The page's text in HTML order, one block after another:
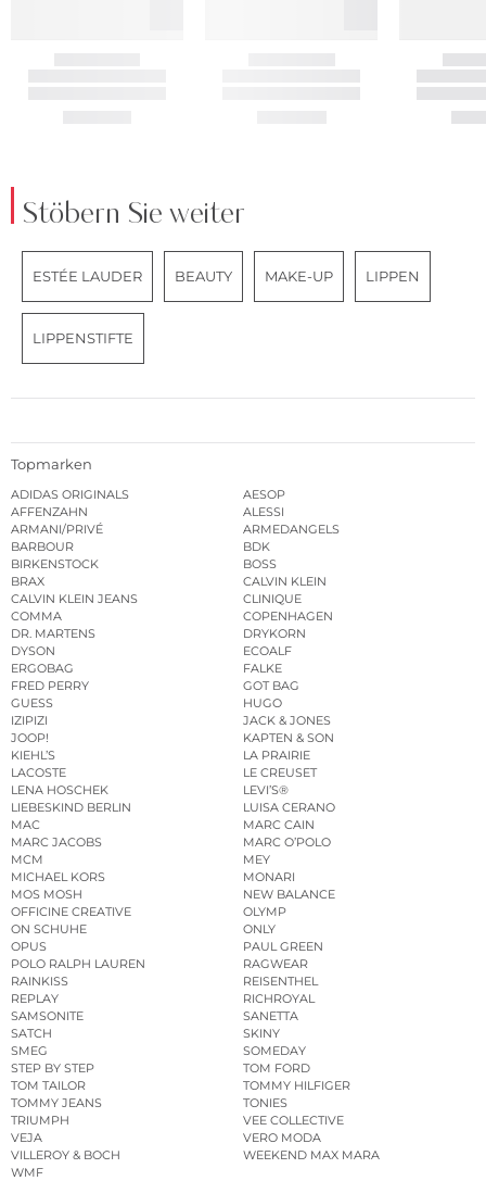
Stöbern Sie weiter
ESTÉE LAUDER BEAUTY MAKE-UP LIPPEN
LIPPENSTIFTE
Topmarken
ADIDAS ORIGINALS
AESOP
AFFENZAHN
ALESSI
ARMANI/PRIVÉ
ARMEDANGELS
BARBOUR
BDK
BIRKENSTOCK
BOSS
BRAX
CALVIN KLEIN
CALVIN KLEIN JEANS
CLINIQUE
COMMA
COPENHAGEN
DR. MARTENS
DRYKORN
DYSON
ECOALF
ERGOBAG
FALKE
FRED PERRY
GOT BAG
GUESS
HUGO
IZIPIZI
JACK & JONES
JOOP!
KAPTEN & SON
KIEHL’S
LA PRAIRIE
LACOSTE
LE CREUSET
LENA HOSCHEK
LEVI’S®
LIEBESKIND BERLIN
LUISA CERANO
MAC
MARC CAIN
MARC JACOBS
MARC O’POLO
MCM
MEY
MICHAEL KORS
MONARI
MOS MOSH
NEW BALANCE
OFFICINE CREATIVE
OLYMP
ON SCHUHE
ONLY
OPUS
PAUL GREEN
POLO RALPH LAUREN
RAGWEAR
RAINKISS
REISENTHEL
REPLAY
RICHROYAL
SAMSONITE
SANETTA
SATCH
SKINY
SMEG
SOMEDAY
STEP BY STEP
TOM FORD
TOM TAILOR
TOMMY HILFIGER
TOMMY JEANS
TONIES
TRIUMPH
VEE COLLECTIVE
VEJA
VERO MODA
VILLEROY & BOCH
WEEKEND MAX MARA
WMF